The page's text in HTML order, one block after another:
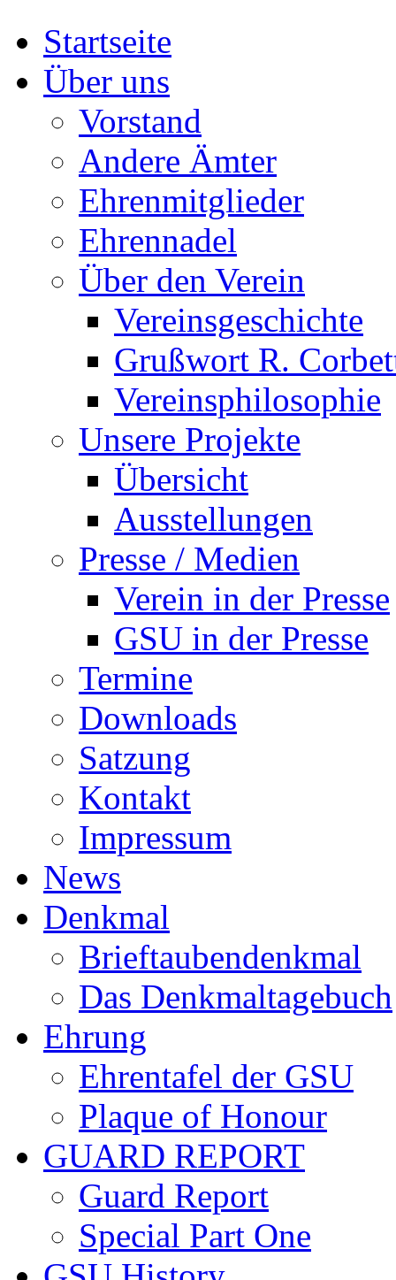
Startseite
Über uns
Vorstand
Andere Ämter
Ehrenmitglieder
Ehrennadel
Über den Verein
Vereinsgeschichte
Grußwort R.
Vereinsphilosophie
Unsere Projekte
Übersicht
Ausstellungen
Presse / Medien
Verein in der Presse
GSU in der Presse
Termine
Downloads
Satzung
Kontakt
Impressum
News
Denkmal
Brieftaubendenkmal
Das Denkmaltagebuch
Ehrung
Ehrentafel der GSU
Plaque of Honour
GUARD REPORT
Guard Report
Special Part One